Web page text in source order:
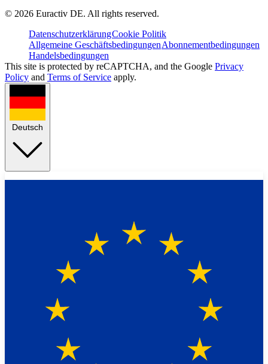
© 2026 Euractiv DE. All rights reserved.
DatenschutzerklärungCookie Politik
Allgemeine GeschäftsbedingungenAbonnementbedingungen
Handelsbedingungen
This site is protected by reCAPTCHA, and the Google Privacy
Policy and Terms of Service apply.
Deutsch